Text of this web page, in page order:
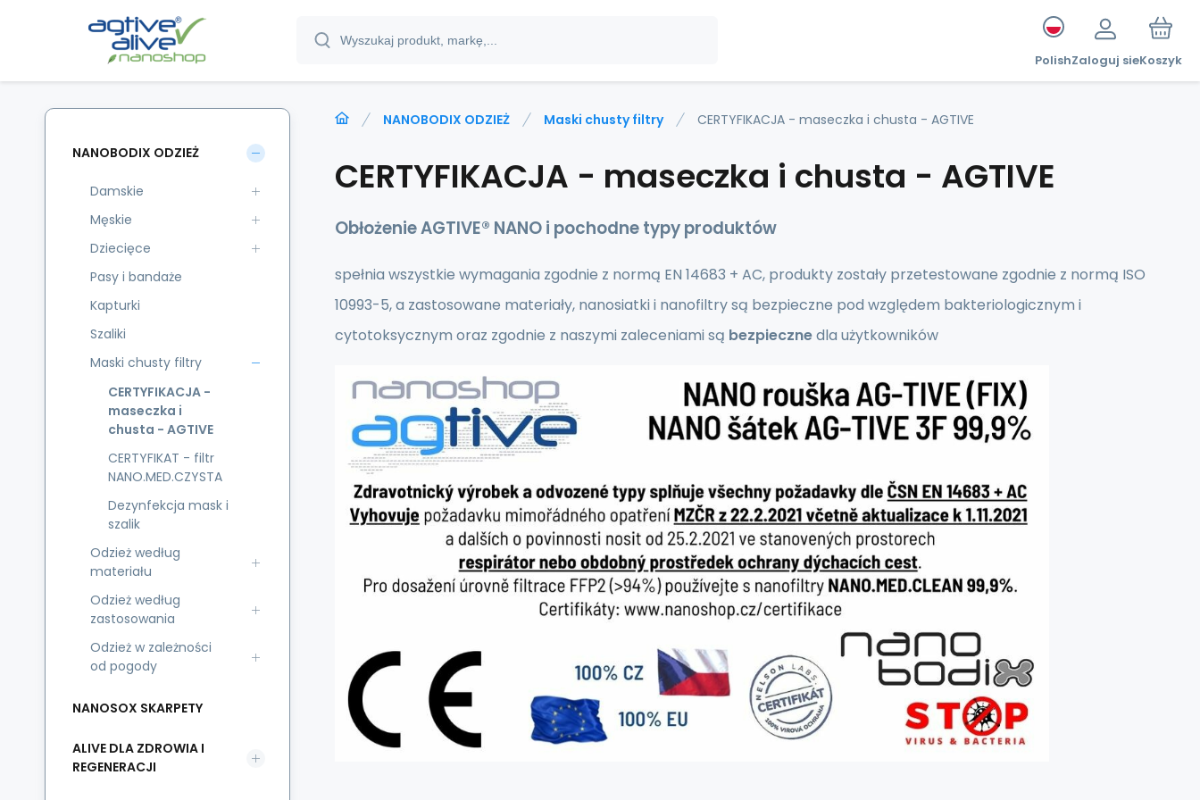
PolishZaloguj sieKoszyk
NANOBODIX ODZIEŻ Maski chusty filtry CERTYFIKACJA - maseczka i chusta - AGTIVE
CERTYFIKACJA - maseczka i chusta - AGTIVE
Obłożenie AGTIVE® NANOi pochodne typy produktów
spełnia wszystkie wymagania zgodnie z normą EN 14683 + AC, produkty zostały przetestowane zgodnie z normą ISO
10993-5, a zastosowane materiały, nanosiatki i nanofiltry są bezpieczne pod względem bakteriologicznym i
cytotoksycznym oraz zgodnie z naszymi zaleceniami są bezpiecznedla użytkowników
NANOBODIX ODZIEŻ
Damskie
Męskie
Dziecięce
Pasy i bandaże
Kapturki
Szaliki
Maski chusty filtry
CERTYFIKACJA -
maseczka i
chusta - AGTIVE
CERTYFIKAT - filtr
NANO.MED.CZYSTA
Dezynfekcja mask i
szalik
Odzież według
materiału
Odzież według
zastosowania
Odzież w zależności
od pogody
NANOSOX SKARPETY
ALIVE DLA ZDROWIA I
REGENERACJI